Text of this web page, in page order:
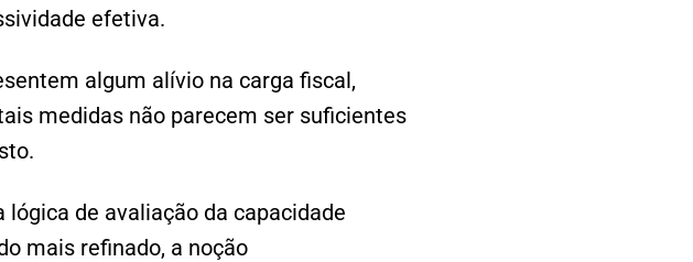
efetiva.
algum alívio na carga fiscal,
medidas não parecem ser suficientes
de avaliação da capacidade
mais refinado, a noção